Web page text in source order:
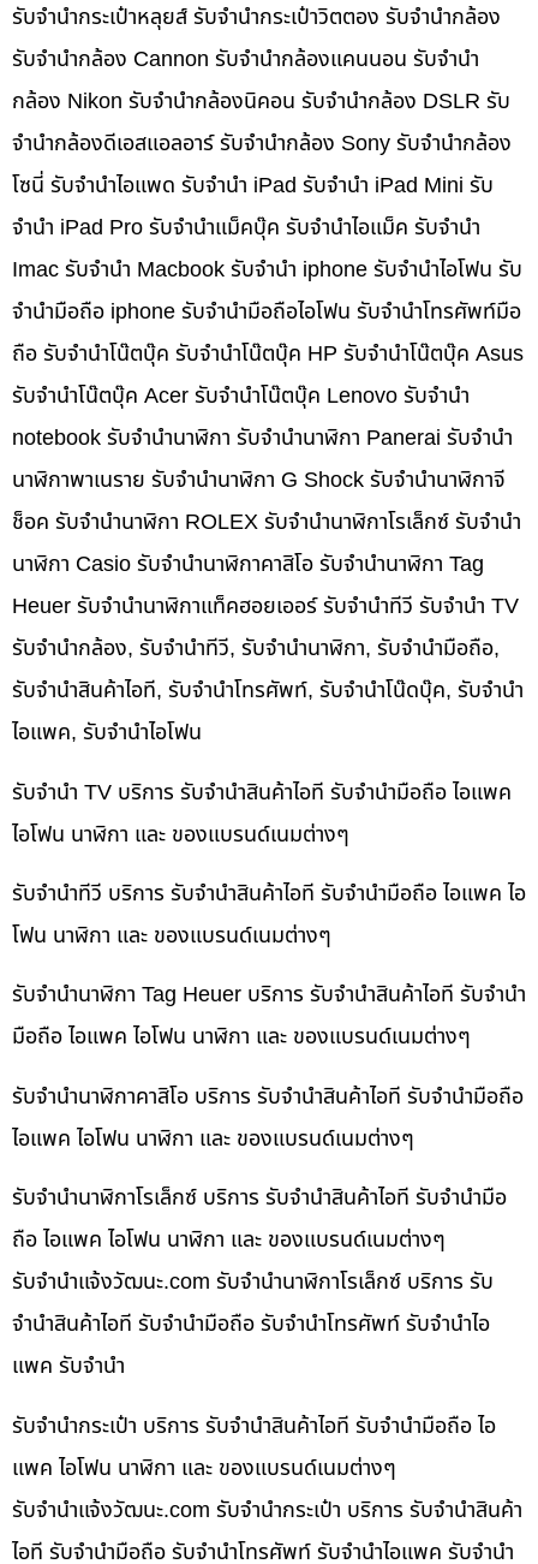
รับจำนำกระเป๋าหลุยส์ รับจำนำกระเป๋าวิตตอง รับจำนำกล้อง
รับจำนำกล้อง Cannon รับจำนำกล้องแคนนอน รับจำนำ
กล้อง Nikon รับจำนำกล้องนิคอน รับจำนำกล้อง DSLR รับ
จำนำกล้องดีเอสแอลอาร์ รับจำนำกล้อง Sony รับจำนำกล้อง
โซนี่ รับจำนำไอแพด รับจำนำ iPad รับจำนำ iPad Mini รับ
จำนำ iPad Pro รับจำนำแม็คบุ๊ค รับจำนำไอแม็ค รับจำนำ
Imac รับจำนำ Macbook รับจำนำ iphone รับจำนำไอโฟน รับ
จำนำมือถือ iphone รับจำนำมือถือไอโฟน รับจำนำโทรศัพท์มือ
ถือ รับจำนำโน๊ตบุ๊ค รับจำนำโน๊ตบุ๊ค HP รับจำนำโน๊ตบุ๊ค Asus
รับจำนำโน๊ตบุ๊ค Acer รับจำนำโน๊ตบุ๊ค Lenovo รับจำนำ
notebook รับจำนำนาฬิกา รับจำนำนาฬิกา Panerai รับจำนำ
นาฬิกาพาเนราย รับจำนำนาฬิกา G Shock รับจำนำนาฬิกาจี
ช็อค รับจำนำนาฬิกา ROLEX รับจำนำนาฬิกาโรเล็กซ์ รับจำนำ
นาฬิกา Casio รับจำนำนาฬิกาคาสิโอ รับจำนำนาฬิกา Tag
Heuer รับจำนำนาฬิกาแท็คฮอยเออร์ รับจำนำทีวี รับจำนำ TV
รับจำนำกล้อง, รับจำนำทีวี, รับจำนำนาฬิกา, รับจำนำมือถือ,
รับจำนำสินค้าไอที, รับจำนำโทรศัพท์, รับจำนำโน๊ดบุ๊ค, รับจำนำ
ไอแพค, รับจำนำไอโฟน
รับจำนำ TV บริการ รับจำนำสินค้าไอที รับจำนำมือถือ ไอแพค
ไอโฟน นาฬิกา และ ของแบรนด์เนมต่างๆ
รับจำนำทีวี บริการ รับจำนำสินค้าไอที รับจำนำมือถือ ไอแพค ไอ
โฟน นาฬิกา และ ของแบรนด์เนมต่างๆ
รับจำนำนาฬิกา Tag Heuer บริการ รับจำนำสินค้าไอที รับจำนำ
มือถือ ไอแพค ไอโฟน นาฬิกา และ ของแบรนด์เนมต่างๆ
รับจำนำนาฬิกาคาสิโอ บริการ รับจำนำสินค้าไอที รับจำนำมือถือ
ไอแพค ไอโฟน นาฬิกา และ ของแบรนด์เนมต่างๆ
รับจำนำนาฬิกาโรเล็กซ์ บริการ รับจำนำสินค้าไอที รับจำนำมือ
ถือ ไอแพค ไอโฟน นาฬิกา และ ของแบรนด์เนมต่างๆ
รับจํานําแจ้งวัฒนะ.com รับจำนำนาฬิกาโรเล็กซ์ บริการ รับ
จำนำสินค้าไอที รับจำนำมือถือ รับจำนำโทรศัพท์ รับจำนำไอ
แพค รับจำนำ
รับจำนำกระเป๋า บริการ รับจำนำสินค้าไอที รับจำนำมือถือ ไอ
แพค ไอโฟน นาฬิกา และ ของแบรนด์เนมต่างๆ
รับจํานําแจ้งวัฒนะ.com รับจำนำกระเป๋า บริการ รับจำนำสินค้า
ไอที รับจำนำมือถือ รับจำนำโทรศัพท์ รับจำนำไอแพค รับจำนำ